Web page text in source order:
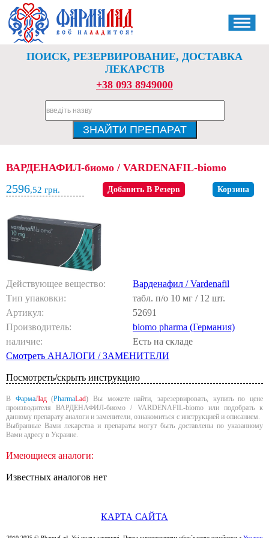
ПОИСК, РЕЗЕРВИРОВАНИЕ, ДОСТАВКА
ЛЕКАРСТВ
+38 093 8949000
ВАРДЕНАФИЛ-биомо / VARDENAFIL-biomo
2596,52 грн. Добавить В Резерв Корзина
Действующее вещество:
Варденафил / Vardenafil
Тип упаковки:
табл. п/о 10 мг / 12 шт.
Артикул:
52691
Производитель:
biomo pharma (Германия)
наличие:
Есть на складе
Смотреть АНАЛОГИ / ЗАМЕНИТЕЛИ
Посмотреть/скрыть инструкцию
В ФармаЛад(PharmaLad) Вы можете найти, зарезервировать, купить по цене
производителя ВАРДЕНАФИЛ-биомо / VARDENAFIL-biomo или подобрать к
данному препарату аналоги и заменители, ознакомиться с инструкцией и описанием.
Выбранные Вами лекарства и препараты могут быть доставлены по указанному
Вами адресу в Украине.
Имеющиеся аналоги:
Известных аналогов нет
КАРТА САЙТА